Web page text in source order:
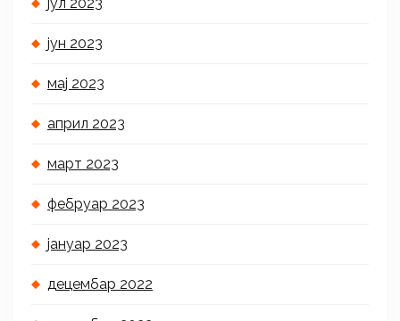
јун 2023
мај 2023
април 2023
март 2023
фебруар 2023
јануар 2023
децембар 2022